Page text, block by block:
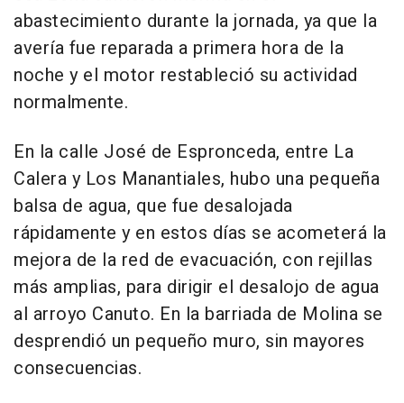
abastecimiento durante la jornada, ya que la
avería fue reparada a primera hora de la
noche y el motor restableció su actividad
normalmente.
En la calle José de Espronceda, entre La
Calera y Los Manantiales, hubo una pequeña
balsa de agua, que fue desalojada
rápidamente y en estos días se acometerá la
mejora de la red de evacuación, con rejillas
más amplias, para dirigir el desalojo de agua
al arroyo Canuto. En la barriada de Molina se
desprendió un pequeño muro, sin mayores
consecuencias.